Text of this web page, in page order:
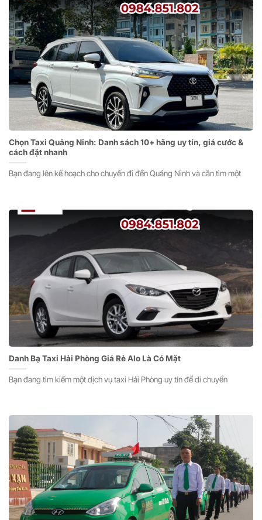
Chọn Taxi Quảng Ninh: Danh sách 10+ hãng uy tín, giá cước &
cách đặt nhanh
Bạn đang lên kế hoạch cho chuyến đi đến Quảng Ninh và cần tìm một
Danh Bạ Taxi Hải Phòng Giá Rẻ Alo Là Có Mặt
Bạn đang tìm kiếm một dịch vụ taxi Hải Phòng uy tín để di chuyển